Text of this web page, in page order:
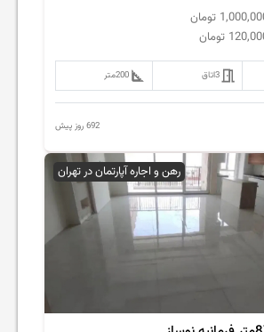
تومان
تومان
3اتاق 200متر
692 روز پیش
رهن و اجاره آپارتمان در تهران